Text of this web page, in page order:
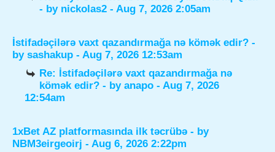
- by nickolas2 - Aug 7, 2026 2:05am
İstifadəçilərə vaxt qazandırmağa nə kömək edir? -
by sashakup - Aug 7, 2026 12:53am
Re: İstifadəçilərə vaxt qazandırmağa nə
kömək edir? - byanapo - Aug 7, 2026
12:54am
1xBet AZ platformasında ilk təcrübə - by
NBM3eirgeoirj - Aug 6, 2026 2:22pm